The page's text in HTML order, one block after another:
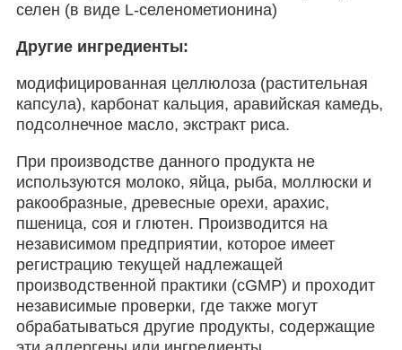
селен (в виде L-селенометионина)
Другие ингредиенты:
модифицированная целлюлоза (растительная
капсула), карбонат кальция, аравийская камедь,
подсолнечное масло, экстракт риса.
При производстве данного продукта не
используются молоко, яйца, рыба, моллюски и
ракообразные, древесные орехи, арахис,
пшеница, соя и глютен. Производится на
независимом предприятии, которое имеет
регистрацию текущей надлежащей
производственной практики (cGMP) и проходит
независимые проверки, где также могут
обрабатываться другие продукты, содержащие